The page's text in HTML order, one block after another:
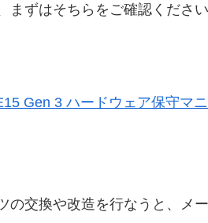
まずはそちらをご確認くださ
Gen 3 ハードウェア保守マニ
の交換や改造を行なうと、メ